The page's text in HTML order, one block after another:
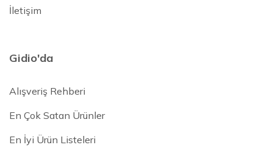
İletişim
Gidio'da
Alışveriş Rehberi
En Çok Satan Ürünler
En İyi Ürün Listeleri